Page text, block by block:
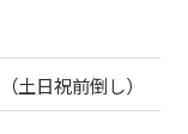
（土日祝前倒し）